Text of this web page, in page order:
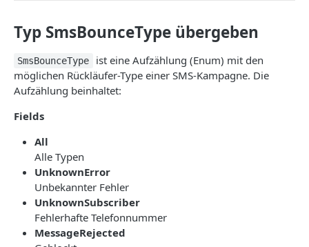
ExportSubscribersWithFormFields
GetBouncesOfSubscriber
GetEventsOfSubscriber
GetLastLinkClickOfSubscriber
GetLastOpeningOfSubscriber
GetLastSentCampaignToSubscriber
GetLinkClicksOfSubscriber
GetOpeningsOfSubscriber
Typ SmsBounceType übergeben
SmsBounceType
ist eine Aufzählung (Enum) mit den
möglichen Rückläufer-Type einer SMS-Kampagne. Die
Aufzählung beinhaltet:
Fields
All
Alle Typen
UnknownError
Unbekannter Fehler
UnknownSubscriber
Fehlerhafte Telefonnummer
MessageRejected